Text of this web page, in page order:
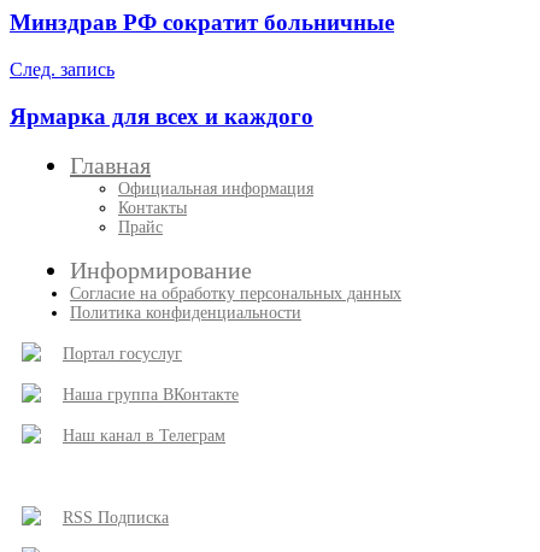
по
записям
Минздрав РФ сократит больничные
След. запись
Ярмарка для всех и каждого
Главная
Официальная информация
Контакты
Прайс
Информирование
Согласие на обработку персональных данных
Политика конфиденциальности
Портал госуслуг
Наша группа ВКонтакте
Наш канал в Телеграм
RSS Подписка